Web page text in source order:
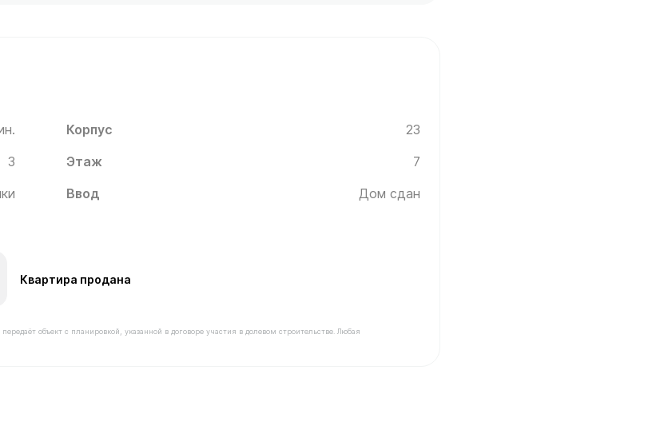
Корпус 23
3 Этаж
7
Ввод Дом сдан
Квартира продана
объект с планировкой, указанной в договоре участия в долевом строительстве. Любая